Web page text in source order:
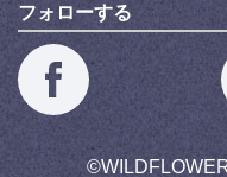
フォローする
©